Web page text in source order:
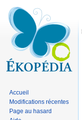
Accueil
Modifications récentes
Page au hasard